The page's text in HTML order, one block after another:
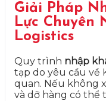
Giải Pháp
Lực Chuyên
Logistics
Quy trình nhập
tạp do yêu cầu về
quan. Nếu không
và dỡ hàng có thể